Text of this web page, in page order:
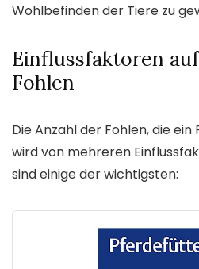
Wohlbefinden der Tiere zu
Einflussfaktoren
Fohlen
Die Anzahl der Fohlen, die
wird von mehreren
sind einige der wichtigsten: